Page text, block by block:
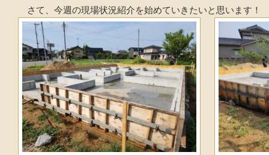
さて、今週の現場状況紹介を始めていきたいと思います！